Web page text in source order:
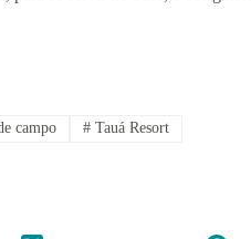
campo # Tauá Resort